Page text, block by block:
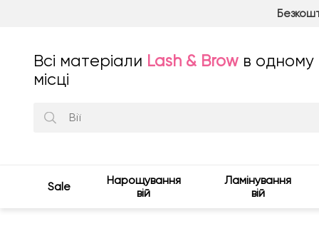
Всі матеріали Lash & Brow в одному
місці
Sale
Нарощування
вій
Ламінування
вій